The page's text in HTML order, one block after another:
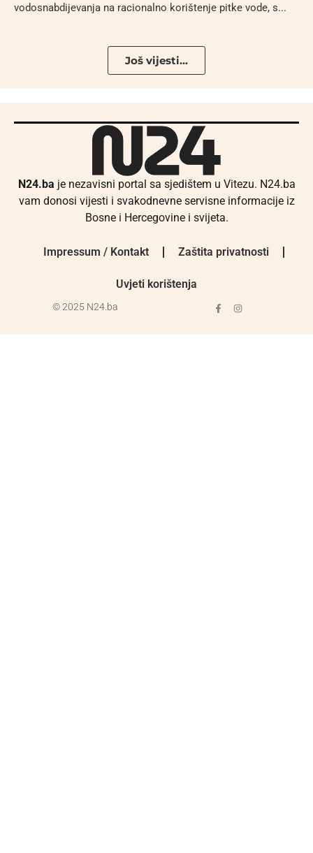
vodosnabdijevanja na racionalno korištenje pitke vode, s...
Još vijesti...
N24.ba je nezavisni portal sa sjedištem u Vitezu. N24.ba
vam donosi vijesti i svakodnevne servisne informacije iz
Bosne i Hercegovine i svijeta.
Impressum / Kontakt Zaštita privatnosti
Uvjeti korištenja
© 2025 N24.ba